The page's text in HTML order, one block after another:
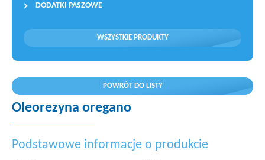
DODATKI PASZOWE
WSZYSTKIE PRODUKTY
POWRÓT DO LISTY
Oleorezyna oregano
Podstawowe informacje o produkcie